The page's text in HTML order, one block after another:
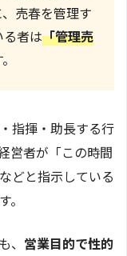
売春を管理す
者は「管理売
指揮・助長する行
営者が「この時間
どと指示している
営業目的で性的